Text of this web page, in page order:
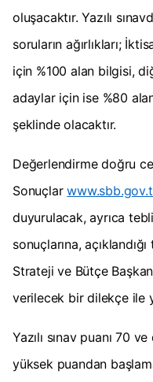
oluşacaktır. Yazılı
soruların ağırlıkları;
için %100 alan bilgisi,
adaylar için ise %80
şeklinde olacaktır.
Değerlendirme doğru
Sonuçlar
duyurulacak, ayrıca
sonuçlarına,
Strateji ve Bütçe
verilecek bir dilekçe ile
Yazılı sınav puanı 70
yüksek puandan